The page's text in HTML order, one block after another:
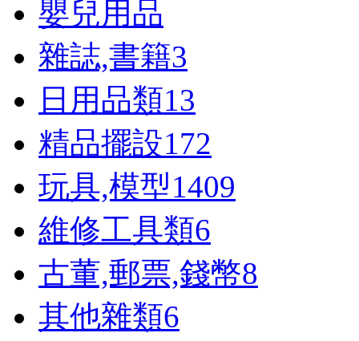
嬰兒用品
雜誌,書籍3
日用品類13
精品擺設172
玩具,模型1409
維修工具類6
古董,郵票,錢幣8
其他雜類6